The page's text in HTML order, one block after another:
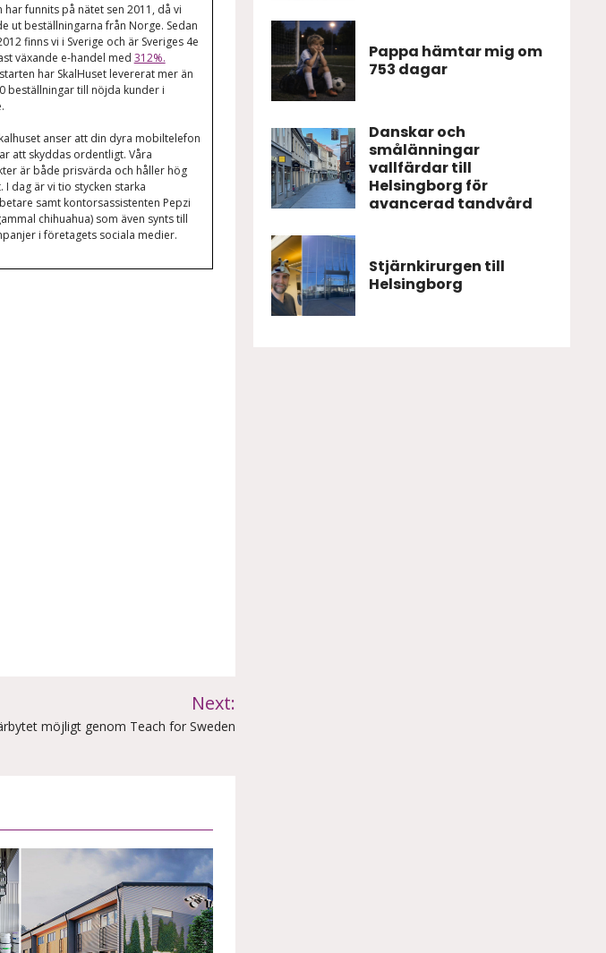
har funnits på nätet sen 2011, då vi
ut beställningarna från Norge. Sedan
finns vi i Sverige och är Sveriges 4e
växande e-handel med 312%.
har SkalHuset levererat mer än
beställningar till nöjda kunder i
anser att din dyra mobiltelefon
att skyddas ordentligt. Våra
är både prisvärda och håller hög
I dag är vi tio stycken starka
samt kontorsassistenten Pepzi
chihuahua) som även synts till
i företagets sociala medier.
Next:
möjligt genom Teach for Sweden
Pappa hämtar mig om
753 dagar
Danskar och
smålänningar
vallfärdar till
Helsingborg för
avancerad tandvård
Stjärnkirurgen till
Helsingborg